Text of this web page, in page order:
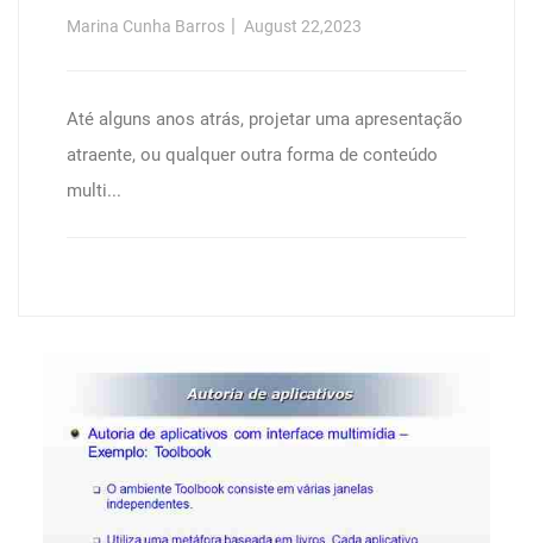
Marina Cunha Barros August 22,2023
Até alguns anos atrás, projetar uma apresentação
atraente, ou qualquer outra forma de conteúdo
multi...